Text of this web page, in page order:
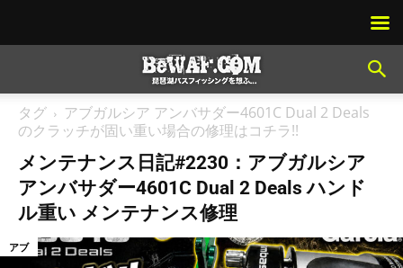
タグ
アブガルシア アンバサダー4601C Dual 2 Deals
のクラッチが固い重い場合の修理はコチラ!!
メンテナンス日記#2230：アブガルシア
アンバサダー4601C Dual 2 Deals ハンド
ル重い メンテナンス修理
アブ